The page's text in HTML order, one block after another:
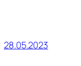
28.05.2023